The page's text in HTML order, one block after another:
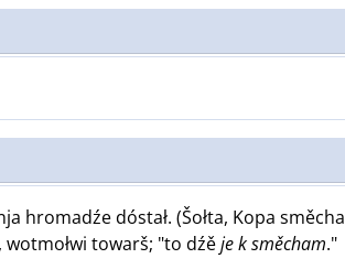
hromadźe dóstał. (Šołta, Kopa směcha
wotmołwi towarš; "to dźěje k směcham."